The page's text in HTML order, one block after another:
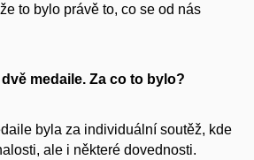
to bylo právě to, co se od nás
medaile. Za co to bylo?
byla za individuální soutěž, kde
ale i některé dovednosti.